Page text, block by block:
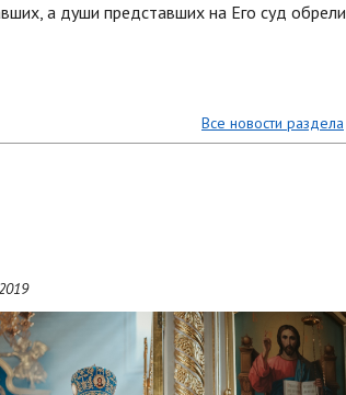
а души представших на Его суд обрели
Все новости раздела